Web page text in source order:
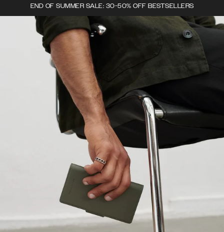
END OF SUMMER SALE: 30-50% OFF BESTSELLERS